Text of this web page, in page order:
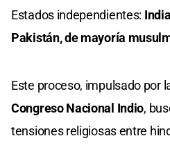
Estados independientes:
Pakistán, de mayoría
Este proceso, impulsado por
Congreso Nacional Indio,
tensiones religiosas entre